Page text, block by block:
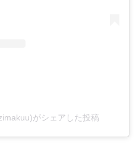
がシェアした投稿